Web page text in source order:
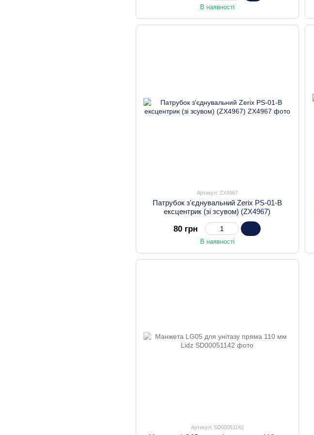
В наявності
Артикул: ZX4967
Патрубок з'єднувальний Zerix PS-01-B
ексцентрик (зі зсувом) (ZX4967)
80 грн
В наявності
Артикул: SD00051142